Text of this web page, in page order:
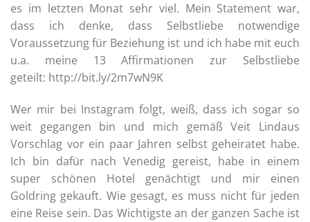
es im letzten Monat sehr viel. Mein Statement war,
dass ich denke, dass Selbstliebe notwendige
Voraussetzung für Beziehung ist und ich habe mit euch
u.a. meine 13 Affirmationen zur Selbstliebe
geteilt: http://bit.ly/2m7wN9K
Wer mir bei Instagram folgt, weiß, dass ich sogar so
weit gegangen bin und mich gemäß Veit Lindaus
Vorschlag vor ein paar Jahren selbst geheiratet habe.
Ich bin dafür nach Venedig gereist, habe in einem
super schönen Hotel genächtigt und mir einen
Goldring gekauft. Wie gesagt, es muss nicht für jeden
eine Reise sein. Das Wichtigste an der ganzen Sache ist